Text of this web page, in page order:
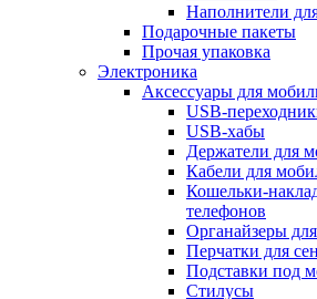
Наполнители
Подарочные пакеты
Прочая упаковка
Электроника
Аксессуары для
USB-
USB-хабы
Держатели для
Кабели для
Кошельки-
телефонов
Органайзеры
Перчатки для
Подставки под
Стилусы